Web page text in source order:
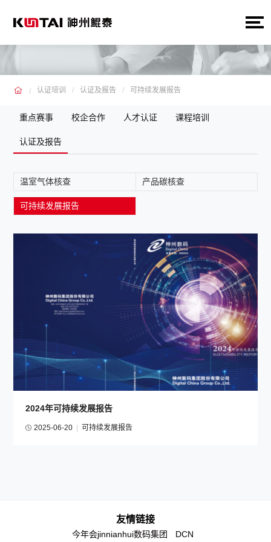
认证培训 认证及报告 可持续发展报告
重点赛事 校企合作 人才认证 课程培训
认证及报告
温室气体核查 产品碳核查
可持续发展报告
2024年可持续发展报告
2025-06-20 | 可持续发展报告
友情链接
今年会jinnianhui数码集团 DCN